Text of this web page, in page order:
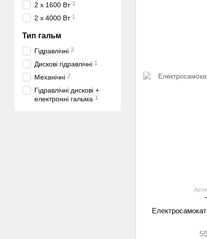
2 x 1600 Вт 3
2 х 4000 Вт 1
Тип гальм
Гідравлічні 3
Дискові гідравлічні 1
Механічні 2
Гідравлічні дискові +
електронні гальма 1